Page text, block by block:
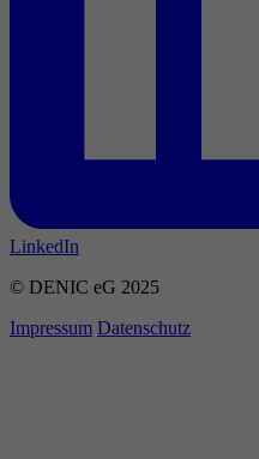
LinkedIn
© DENIC eG 2025
Impressum Datenschutz